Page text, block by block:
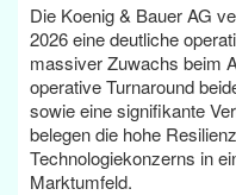
Die Koenig & Bauer AG
2026 eine deutliche
massiver Zuwachs beim
operative Turnaround
sowie eine signifikante
belegen die hohe
Technologiekonzerns in
Marktumfeld.